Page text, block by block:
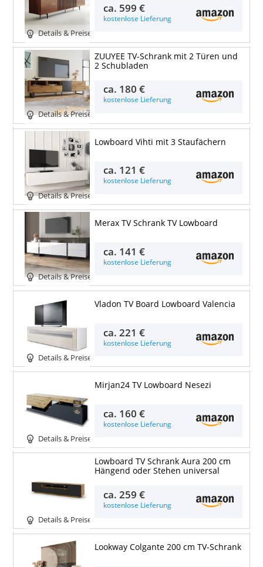
Details & Preise
ca. 599 €
kostenlose Lieferung
Details & Preise
ZUUYEE TV-Schrank mit 2 Türen und
2 Schubladen
ca. 180 €
kostenlose Lieferung
Details & Preise
Lowboard Vihti mit 3 Staufächern
ca. 121 €
kostenlose Lieferung
Details & Preise
Merax TV Schrank TV Lowboard
ca. 141 €
kostenlose Lieferung
Details & Preise
Vladon TV Board Lowboard Valencia
ca.221 €
kostenlose Lieferung
Details & Preise
Mirjan24 TV Lowboard Nesezi
ca. 160 €
kostenlose Lieferung
Details & Preise
Lowboard TV Schrank Aura 200 cm
Hängend oder Stehen universal
ca.259 €
kostenlose Lieferung
Lookway Colgante 200 cm TV-Schrank